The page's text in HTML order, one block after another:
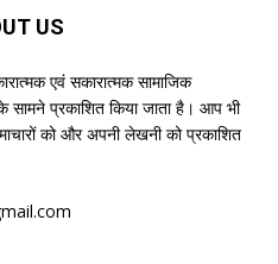
US
एवं सकारात्मक सामाजिक
सामने प्रकाशित किया जाता है। आप भी
को और अपनी लेखनी को प्रकाशित